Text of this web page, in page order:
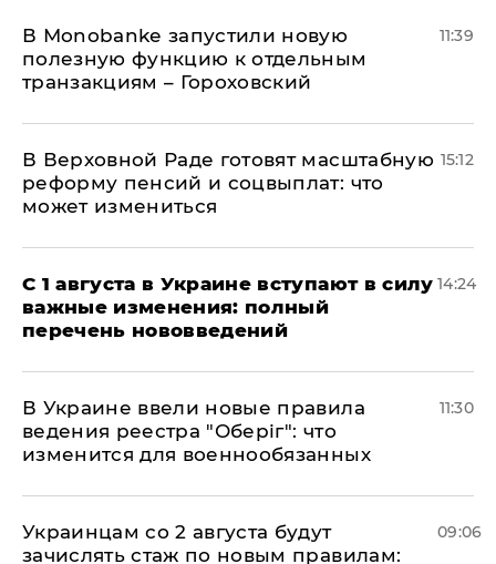
В Мonobankе запустили новую
полезную функцию к отдельным
транзакциям – Гороховский
11:39
В Верховной Раде готовят масштабную
реформу пенсий и соцвыплат: что
может измениться
15:12
С 1 августа в Украине вступают в силу
важные изменения: полный
перечень нововведений
14:24
В Украине ввели новые правила
ведения реестра "Оберіг": что
изменится для военнообязанных
11:30
Украинцам со 2 августа будут
зачислять стаж по новым правилам:
09:06